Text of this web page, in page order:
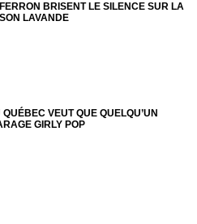
BRISENT LE SILENCE SUR LA
LAVANDE
VEUT QUE QUELQU’UN
GIRLY POP